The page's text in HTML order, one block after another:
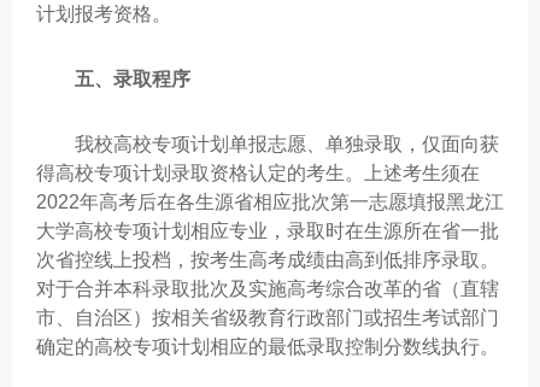
计划报考资格。
五、录取程序
我校高校专项计划单报志愿、单独录取，仅面向获
得高校专项计划录取资格认定的考生。上述考生须在
2022年高考后在各生源省相应批次第一志愿填报黑龙江
大学高校专项计划相应专业，录取时在生源所在省一批
次省控线上投档，按考生高考成绩由高到低排序录取。
对于合并本科录取批次及实施高考综合改革的省（直辖
市、自治区）按相关省级教育行政部门或招生考试部门
确定的高校专项计划相应的最低录取控制分数线执行。